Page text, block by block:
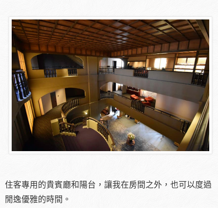
住客專用的貴賓廳和陽台，讓我在房間之外，也可以度過
閒逸優雅的時間。